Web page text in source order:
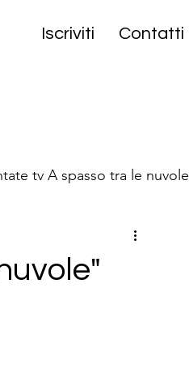
Iscriviti Contatti
tv A spasso tra le nuvole